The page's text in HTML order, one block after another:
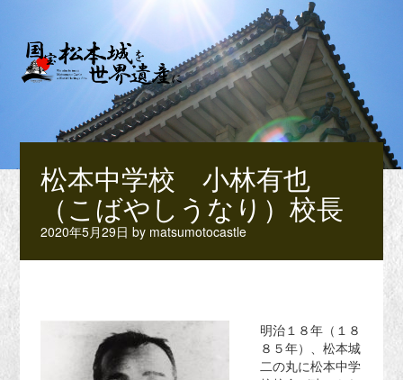
松本中学校 小林有也
（こばやしうなり）校長
2020年5月29日 by matsumotocastle
明治１８年（１８
８５年）、松本城
二の丸に松本中学